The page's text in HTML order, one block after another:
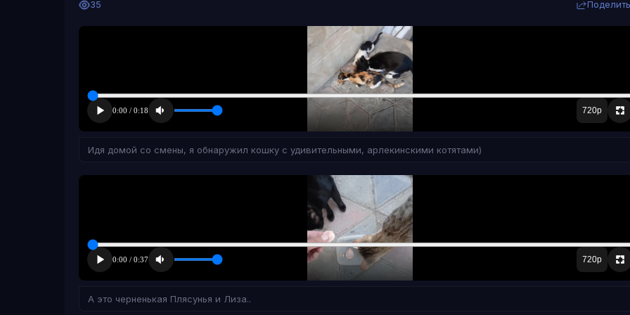
35
Идя домой со смены, я обнаружил кошку с удивительными, арлекинскими котятами)
А это черненькая Плясунья и Лиза..